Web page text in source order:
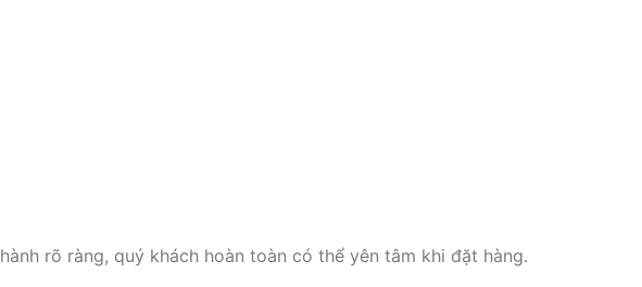
rõ ràng, quý khách hoàn toàn có thể yên tâm khi đặt hàng.